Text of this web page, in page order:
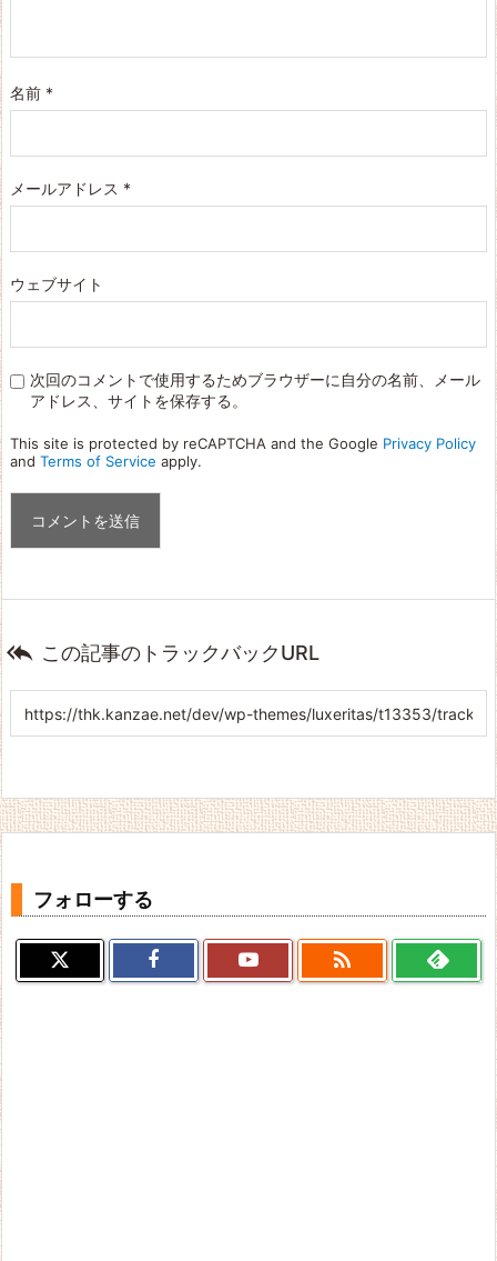
名前 *
メールアドレス *
ウェブサイト
次回のコメントで使用するためブラウザーに自分の名前、メール
アドレス、サイトを保存する。
This site is protected by reCAPTCHA and the Google Privacy Policy
and Terms of Service apply.
 この記事のトラックバックURL
フォローする
